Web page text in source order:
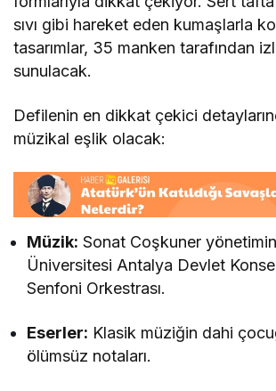
sıvı gibi hareket eden kumaşlarla
tasarımlar, 35 manken tarafından
sunulacak.
Defilenin en dikkat çekici
müzikal eşlik olacak:
Müzik: Sonat Coşkuner
Üniversitesi Antalya Devlet
Senfoni Orkestrası.
Eserler: Klasik müziğin dahi
ölümsüz notaları.